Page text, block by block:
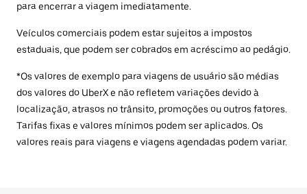
para encerrar a viagem imediatamente.
Veículos comerciais podem estar sujeitos a impostos
estaduais, que podem ser cobrados em acréscimo ao pedágio.
*Os valores de exemplo para viagens de usuário são médias
dos valores do UberX e não refletem variações devido à
localização, atrasos no trânsito, promoções ou outros fatores.
Tarifas fixas e valores mínimos podem ser aplicados. Os
valores reais para viagens e viagens agendadas podem variar.